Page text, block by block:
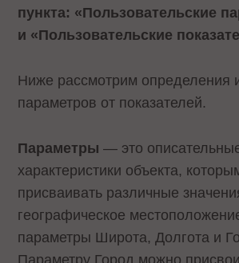
пункта: «Пользовательские
и «Пользовательские
Ниже рассмотрим определения
параметров от показателей.
Параметры— это
характеристики объекта,
присваивать различные
географическое
параметры Широта, Долгота и
Параметру Город можно